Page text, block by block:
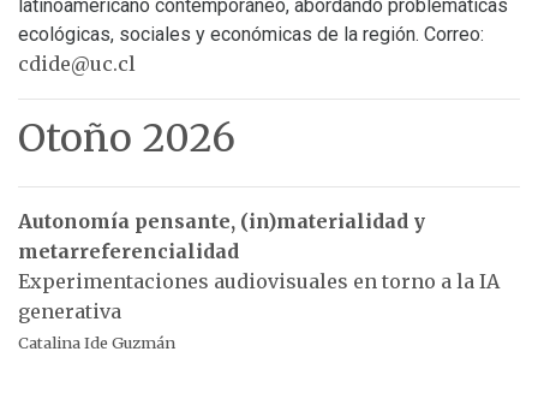
latinoamericano contemporáneo, abordando problemáticas
ecológicas, sociales y económicas de la región. Correo:
cdide@uc.cl
Otoño 2026
Autonomía pensante, (in)materialidad y
metarreferencialidad
Experimentaciones audiovisuales en torno a la IA
generativa
Catalina Ide Guzmán